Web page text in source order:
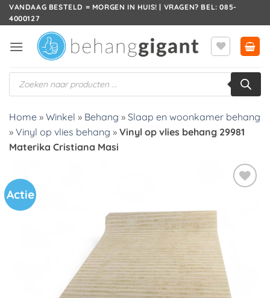
Ga
naar
VANDAAG BESTELD = MORGEN IN HUIS! | VRAGEN? BEL: 085-
4000127
Producten
zoeken
Home » Winkel » Behang » Slaap en woonkamer behang
» Vinyl op vlies behang » Vinyl op vlies behang 29981
Materika Cristiana Masi
Actie